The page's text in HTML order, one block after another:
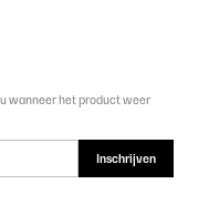
wanneer het product weer
Inschrijven